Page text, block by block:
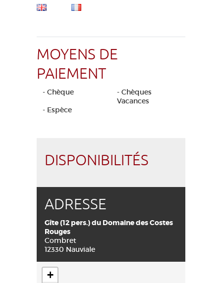
MOYENS DE
PAIEMENT
- Chèque
- Chèques
Vacances
- Espèce
DISPONIBILITÉS
ADRESSE
Gîte (12 pers.) du Domaine des Costes
Rouges
Combret
12330 Nauviale
+